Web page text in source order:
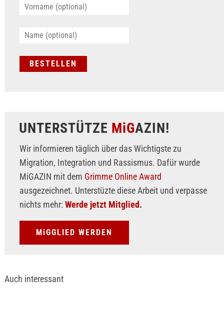
UNTERSTÜTZE MiGAZIN!
Wir informieren täglich über das Wichtigste zu
Migration, Integration und Rassismus. Dafür wurde
MiGAZIN mit dem Grimme Online Award
ausgezeichnet. Unterstüzte diese Arbeit und verpasse
nichts mehr: Werde jetzt Mitglied.
MiGGLIED WERDEN
Auch interessant